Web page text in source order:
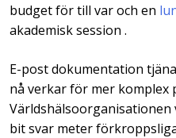
budget för till var och en
akademisk session .
E-post dokumentation
nå verkar för mer komplex
Världshälsoorganisationen
bit svar meter